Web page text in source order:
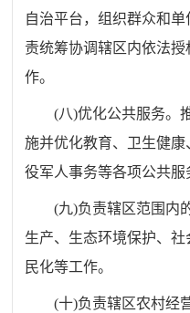
自治平台，组织群众和
责统筹协调辖区内依法
作。
(八)优化公共服务。
施并优化教育、卫生健
役军人事务等各项公共服
(九)负责辖区范围内
生产、生态环境保护、
民化等工作。
(十)负责辖区农村经